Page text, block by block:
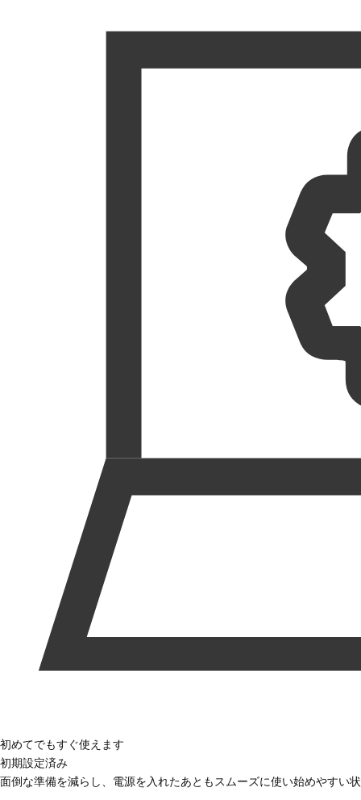
初めてでもすぐ使えます
初期設定済み
面倒な準備を減らし、電源を入れたあともスムーズに使い始めやすい